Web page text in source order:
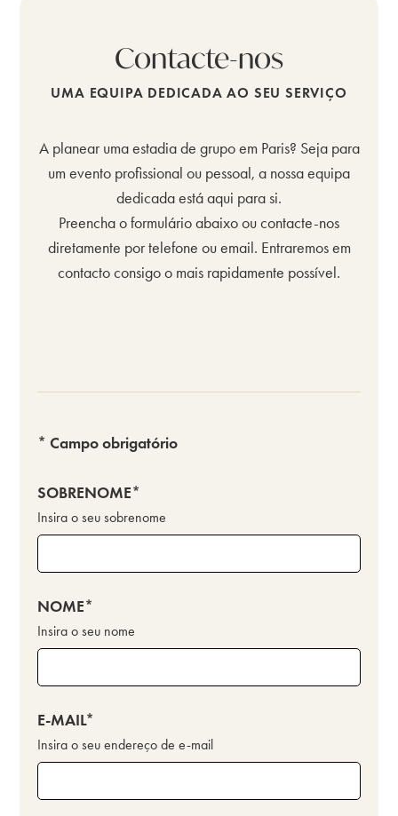
Contacte-nos
UMA EQUIPA DEDICADA AO SEU SERVIÇO
A planear uma estadia de grupo em Paris? Seja para
um evento profissional ou pessoal, a nossa equipa
dedicada está aqui para si.
Preencha o formulário abaixo ou contacte-nos
diretamente por telefone ou email. Entraremos em
contacto consigo o mais rapidamente possível.
* Campo obrigatório
SOBRENOME
Insira o seu sobrenome
NOME
Insira o seu nome
E-MAIL
Insira o seu endereço de e-mail